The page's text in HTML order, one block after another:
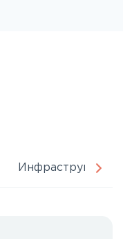
Инфраструктура